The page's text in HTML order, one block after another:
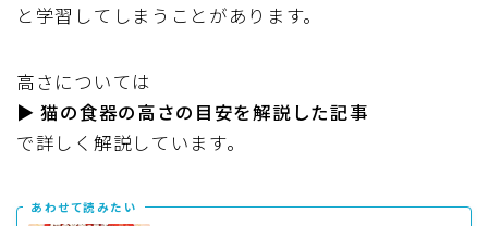
と学習してしまうことがあります。
高さについては
▶猫の食器の高さの目安を解説した記事
で詳しく解説しています。
あわせて読みたい